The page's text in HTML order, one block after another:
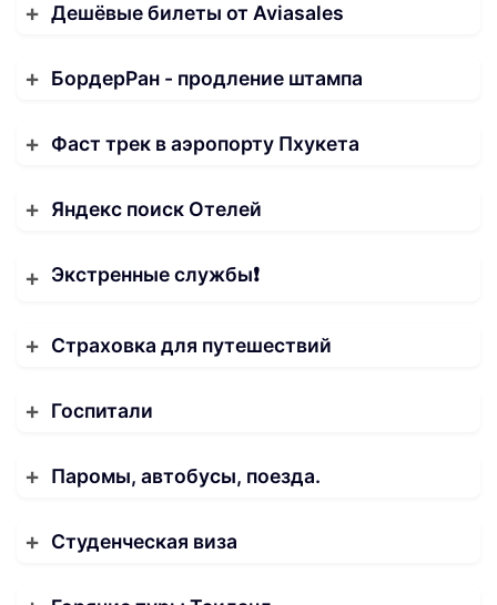
Дешёвые билеты от Aviasales
БордерРан - продление штампа
Фаст трек в аэропорту Пхукета
Яндекс поиск Отелей
Экстренные службы❗️
Страховка для путешествий
Госпитали
Паромы, автобусы, поезда.
Студенческая виза